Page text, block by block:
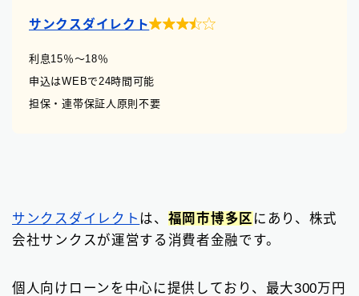
サンクスダイレクト
利息15％〜18％
申込はWEBで24時間可能
担保・連帯保証人原則不要
サンクスダイレクト は、 福岡市博多区 にあり、株式
会社サンクスが運営する消費者金融です。
個人向けローンを中心に提供しており、最大300万円